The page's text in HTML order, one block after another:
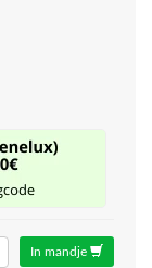
In mandje